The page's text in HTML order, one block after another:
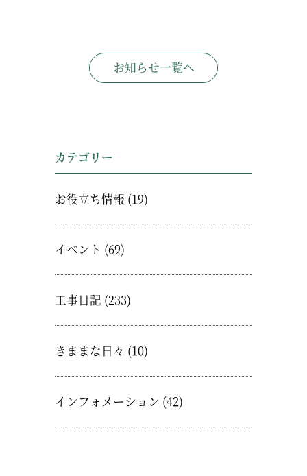
お知らせ一覧へ
カテゴリー
お役立ち情報 (19)
イベント (69)
工事日記 (233)
きままな日々 (10)
インフォメーション (42)